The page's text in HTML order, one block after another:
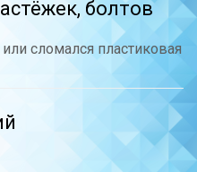
болтов
сломался пластиковая